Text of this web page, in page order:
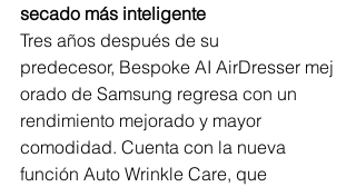
secado más inteligente
Tres años después de su
predecesor, Bespoke AI AirDresser mej
orado de Samsung regresa con un
rendimiento mejorado y mayor
comodidad. Cuenta con la nueva
función Auto Wrinkle Care, que